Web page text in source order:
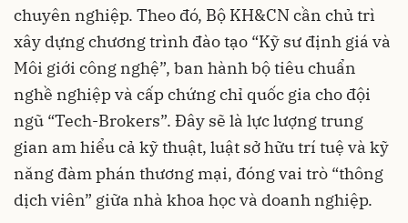
chuyên nghiệp. Theo đó, Bộ KH&CN cần chủ trì
xây dựng chương trình đào tạo “Kỹ sư định giá và
Môi giới công nghệ”, ban hành bộ tiêu chuẩn
nghề nghiệp và cấp chứng chỉ quốc gia cho đội
ngũ “Tech-Brokers”. Đây sẽ là lực lượng trung
gian am hiểu cả kỹ thuật, luật sở hữu trí tuệ và kỹ
năng đàm phán thương mại, đóng vai trò “thông
dịch viên” giữa nhà khoa học và doanh nghiệp.